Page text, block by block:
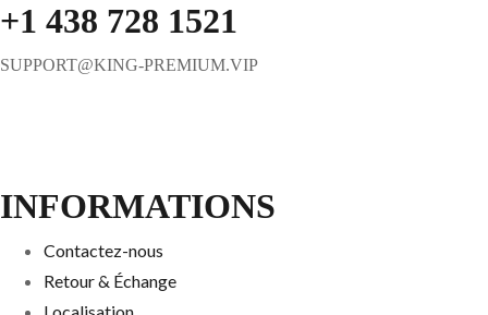
+1 438 728 1521
SUPPORT@KING-PREMIUM.VIP
INFORMATIONS
Contactez-nous
Retour & Échange